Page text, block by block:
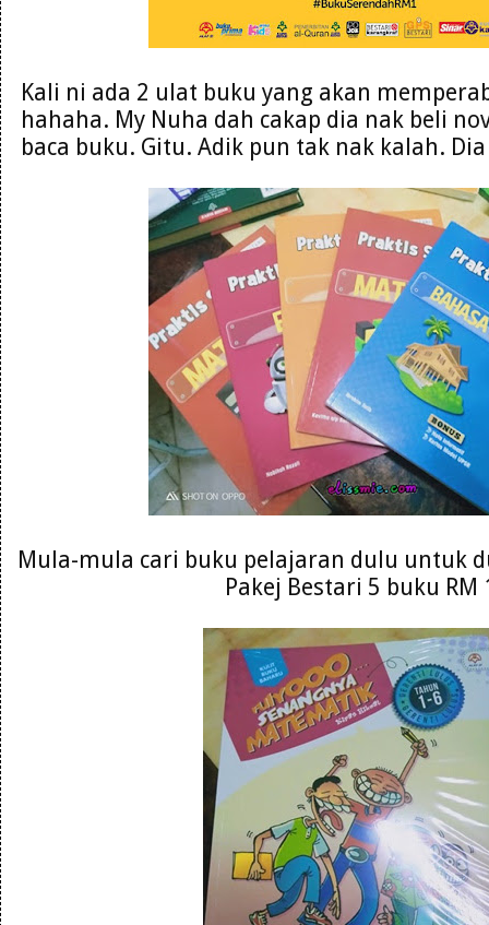
Kali ni ada 2 ulat buku yang akan
hahaha. My Nuha dah cakap dia nak beli
baca buku. Gitu. Adik pun tak nak kalah.
Mula-mula cari buku pelajaran dulu untuk
Pakej Bestari 5 buku RM